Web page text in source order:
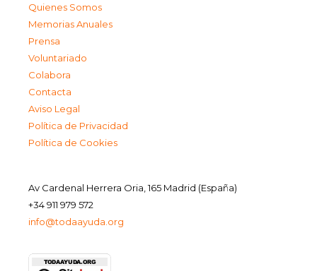
Quienes Somos
Memorias Anuales
Prensa
Voluntariado
Colabora
Contacta
Aviso Legal
Política de Privacidad
Política de Cookies
Av Cardenal Herrera Oria, 165 Madrid (España)
+34 911 979 572
info@todaayuda.org